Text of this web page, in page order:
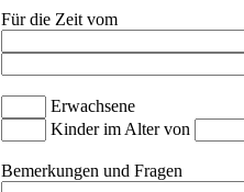
Für die Zeit vom
Erwachsene
Kinder im Alter von
Bemerkungen und Fragen